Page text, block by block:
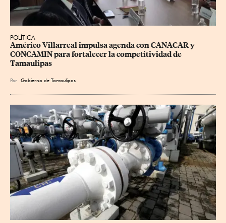
POLÍTICA
Américo Villarreal impulsa agenda con CANACAR y
CONCAMIN para fortalecer la competitividad de
Tamaulipas
Por Gobierno de Tamaulipas